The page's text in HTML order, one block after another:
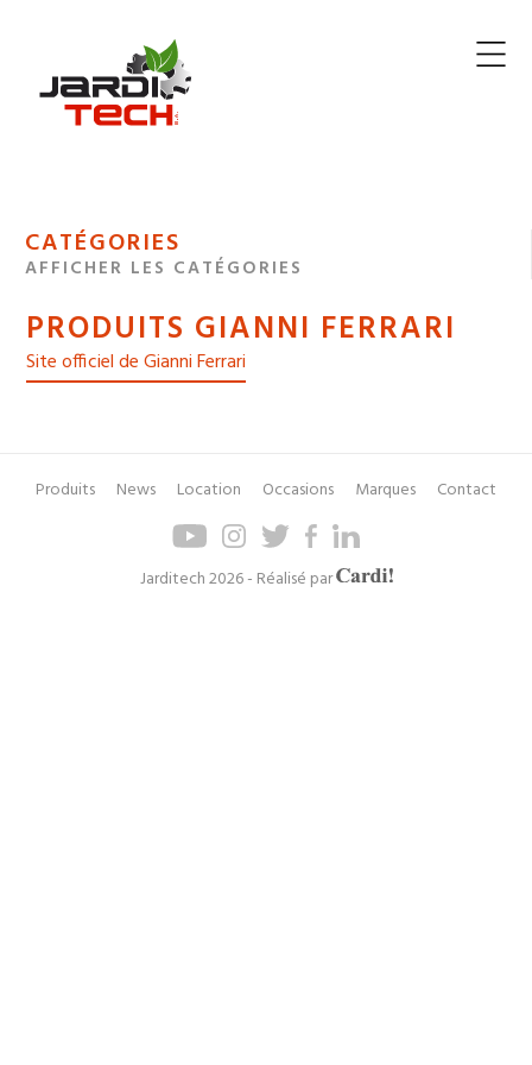
Jarditech
MENU
DE
DES
CATÉGORIES
AFFICHER LES CATÉGORIES
PRODUITS GIANNI FERRARI
Site officiel de Gianni Ferrari
Pied
Menu
navigation
Produits News Location Occasions Marques Contact
Jarditech 2026 - Réalisé par
Axel